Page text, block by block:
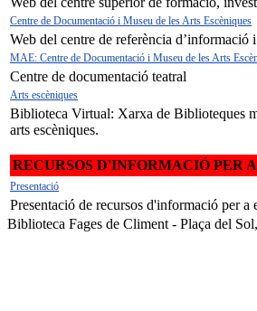
Centre de Documentació i Museu de les Arts Escèniques
Web del centre de referència d’informació
MAE: Centre de Documentació i Museu de les Arts
Centre de documentació teatral
Arts escèniques
Biblioteca Virtual: Xarxa de Biblioteques
arts escèniques.
RECURSOS D'INFORMACIÓ PER
Presentació
Presentació de recursos d'informació per
Biblioteca Fages de Climent - Plaça del